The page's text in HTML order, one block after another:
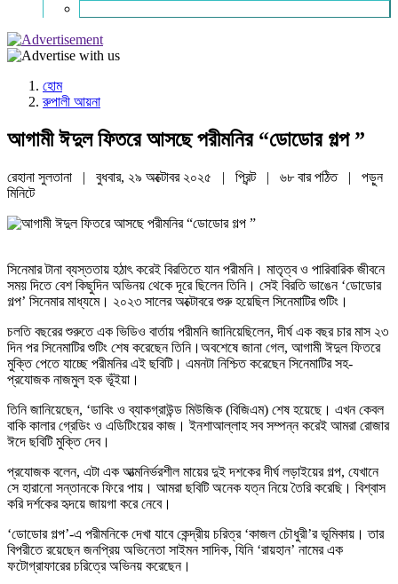
হোম
রুপালী আয়না
আগামী ঈদুল ফিতরে আসছে পরীমনির “ডোডোর গল্প ”
রেহানা সুলতানা | বুধবার, ২৯ অক্টোবর ২০২৫ | প্রিন্ট | ৬৮ বার পঠিত
| পড়ুন
মিনিটে
সিনেমার টানা ব্যস্ততায় হঠাৎ করেই বিরতিতে যান পরীমনি। মাতৃত্ব ও পারিবারিক জীবনে
সময় দিতে বেশ কিছুদিন অভিনয় থেকে দূরে ছিলেন তিনি। সেই বিরতি ভাঙেন ‘ডোডোর
গল্প’ সিনেমার মাধ্যমে। ২০২৩ সালের অক্টোবরে শুরু হয়েছিল সিনেমাটির শুটিং।
চলতি বছরের শুরুতে এক ভিডিও বার্তায় পরীমনি জানিয়েছিলেন, দীর্ঘ এক বছর চার মাস ২৩
দিন পর সিনেমাটির শুটিং শেষ করেছেন তিনি।অবশেষে জানা গেল, আগামী ঈদুল ফিতরে
মুক্তি পেতে যাচ্ছে পরীমনির এই ছবিটি। এমনটা নিশ্চিত করেছেন সিনেমাটির সহ-
প্রযোজক নাজমুল হক ভূঁইয়া।
তিনি জানিয়েছেন, ‘ডাবিং ও ব্যাকগ্রাউন্ড মিউজিক (বিজিএম) শেষ হয়েছে। এখন কেবল
বাকি কালার গ্রেডিং ও এডিটিংয়ের কাজ। ইনশাআল্লাহ সব সম্পন্ন করেই আমরা রোজার
ঈদে ছবিটি মুক্তি দেব।
প্রযোজক বলেন, এটা এক আত্মনির্ভরশীল মায়ের দুই দশকের দীর্ঘ লড়াইয়ের গল্প, যেখানে
সে হারানো সন্তানকে ফিরে পায়। আমরা ছবিটি অনেক যত্ন নিয়ে তৈরি করেছি। বিশ্বাস
করি দর্শকের হৃদয়ে জায়গা করে নেবে।
‘ডোডোর গল্প’-এ পরীমনিকে দেখা যাবে কেন্দ্রীয় চরিত্র ‘কাজল চৌধুরী’র ভূমিকায়। তার
বিপরীতে রয়েছেন জনপ্রিয় অভিনেতা সাইমন সাদিক, যিনি ‘রায়হান’ নামের এক
ফটোগ্রাফারের চরিত্রে অভিনয় করেছেন।